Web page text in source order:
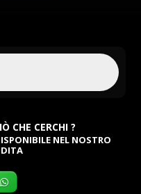
CHE CERCHI ?
NEL NOSTRO